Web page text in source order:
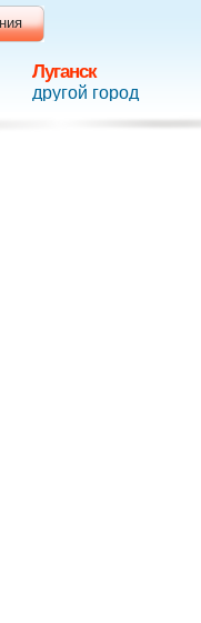
Луганск
другой город